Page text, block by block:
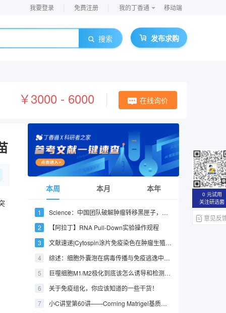
我要登录 免费注册 我的丁香通 移动端
搜索 发布求购
￥3000 - 6000 在线询价
本周 本月 本年
Science：中国团队破解肿瘤转移黑匣子，绘出肝癌肺转移全过程时空图谱
【阿拉丁】RNA Pull-Down实验操作规程
文献速递|Cytospin涂片免疫染色在肿瘤生殖学领域的应用（二）
综述：细胞外囊泡在病毒传播与免疫逃逸中的新兴作用
巨噬细胞M1/M2极化到底该怎么诱导和检测？这篇文章教你轻松拿捏！
关于免疫组化，你应该知道的一些干货！
小C讲堂第60讲——Corning Matrigel基质包被3D培养板常见问题
0 元试用
关注研选菌
意见反